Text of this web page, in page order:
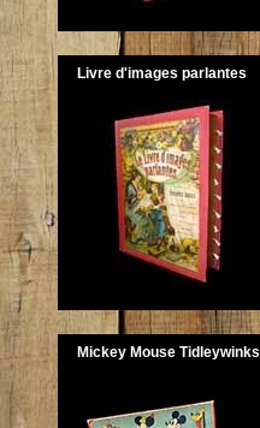
Livre d'images parlantes
Mickey Mouse Tidleywinks